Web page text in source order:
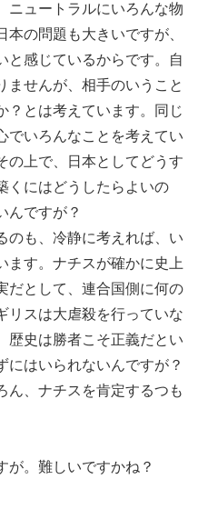
ニュートラルにいろんな物
の問題も大きいですが、
と感じているからです。自
ませんが、相手のいうこと
？とは考えています。同じ
でいろんなことを考えてい
上で、日本としてどうす
くにはどうしたらよいの
んですが？
も、冷静に考えれば、い
ます。ナチスが確かに史上
だとして、連合国側に何の
リスは大虐殺を行っていな
史は勝者こそ正義だとい
にはいられないんですが？
、ナチスを肯定するつも
。難しいですかね？